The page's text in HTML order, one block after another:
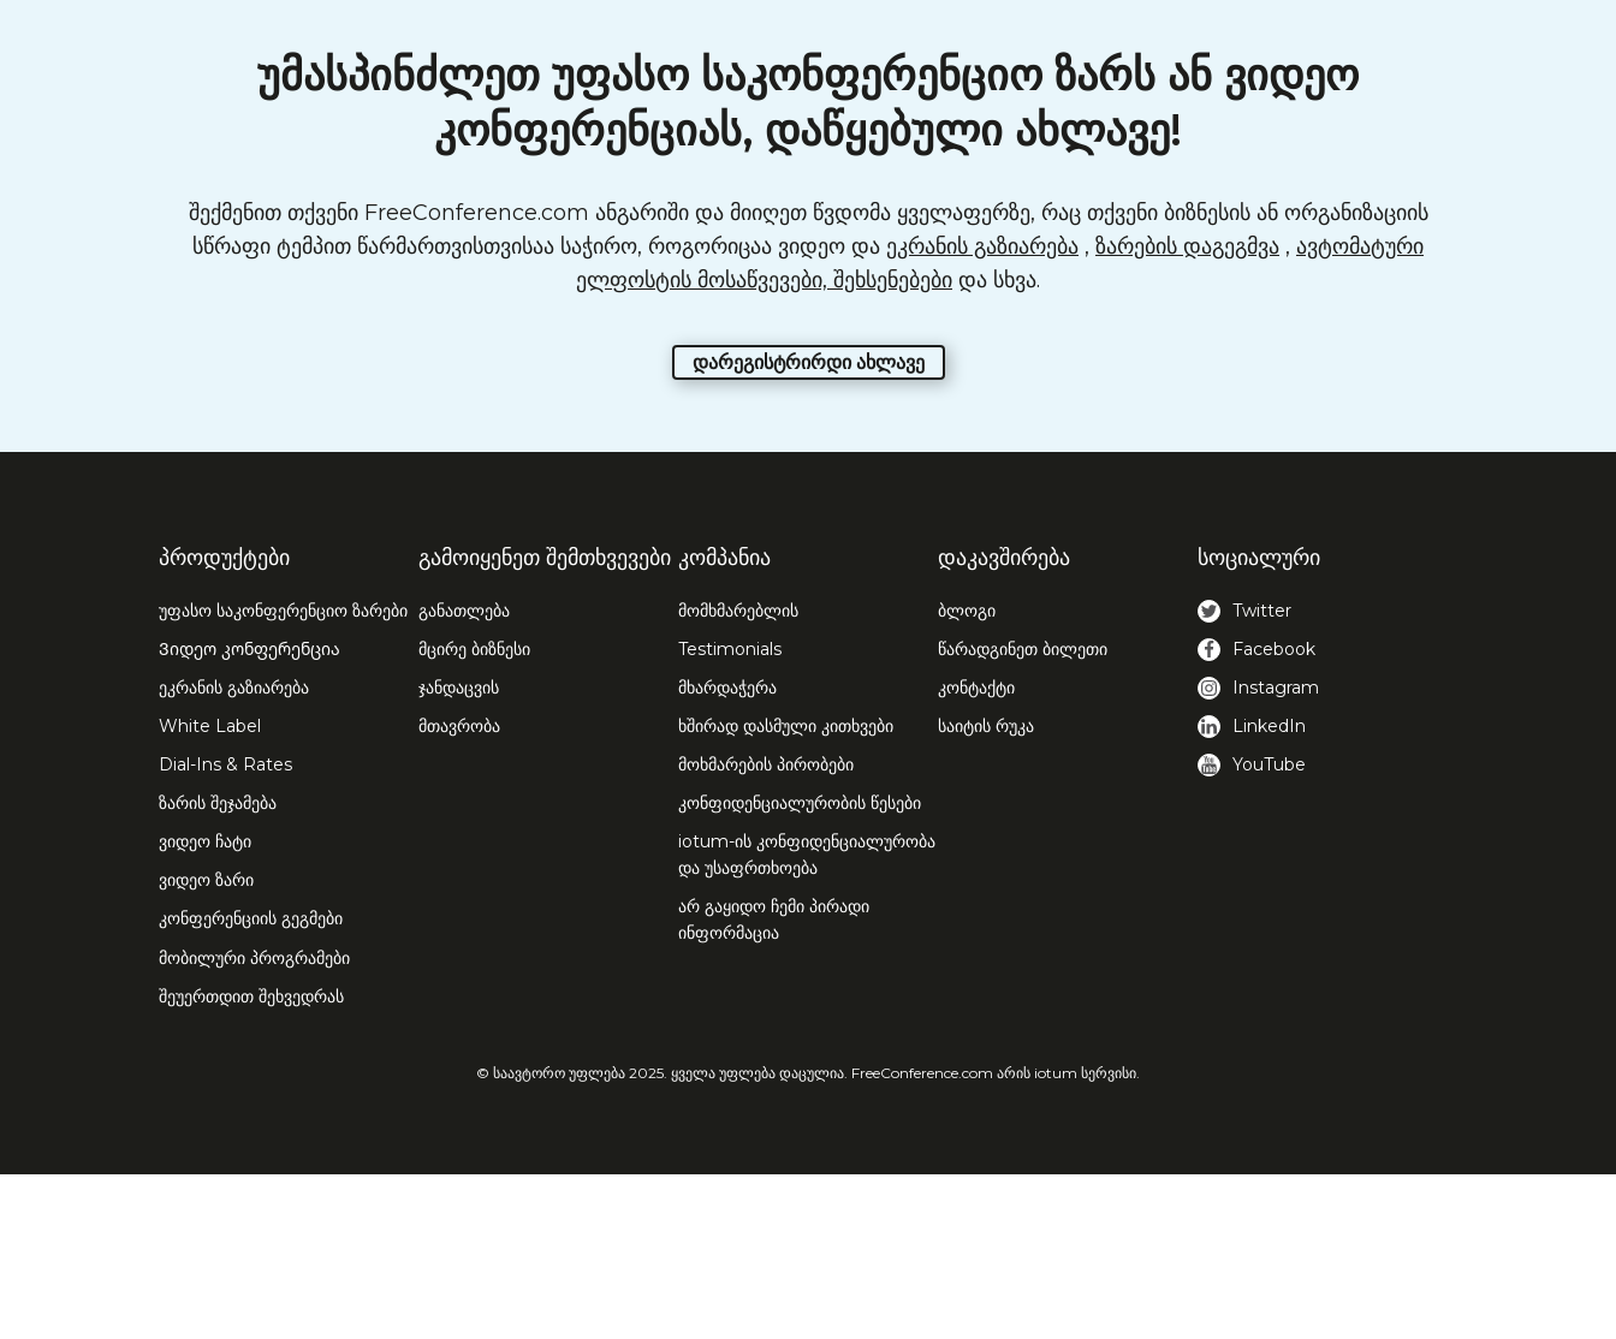
უმასპინძლეთ უფასო საკონფერენციო ზარს ან ვიდეო
კონფერენციას, დაწყებული ახლავე!
შექმენით თქვენი FreeConference.com ანგარიში და მიიღეთ წვდომა ყველაფერზე, რაც თქვენი ბიზნესის ან ორგანიზაციის
სწრაფი ტემპით წარმართვისთვისაა საჭირო, როგორიცაა ვიდეო და ეკრანის გაზიარება , ზარების დაგეგმვა , ავტომატური
ელფოსტის მოსაწვევები, შეხსენებები და სხვა.
ᲓᲐᲠᲔᲒᲘᲡᲢᲠᲘᲠᲓᲘ ᲐᲮᲚᲐᲕᲔ
პროდუქტები
უფასო საკონფერენციო ზარები
Ვიდეო კონფერენცია
ეკრანის გაზიარება
White Label
Dial-Ins & Rates
ზარის შეჯამება
ვიდეო ჩატი
ვიდეო ზარი
კონფერენციის გეგმები
მობილური პროგრამები
შეუერთდით შეხვედრას
გამოიყენეთ შემთხვევები
განათლება
მცირე ბიზნესი
ჯანდაცვის
მთავრობა
კომპანია
მომხმარებლის
Testimonials
მხარდაჭერა
ხშირად დასმული კითხვები
მოხმარების პირობები
კონფიდენციალურობის წესები
iotum-ის კონფიდენციალურობა
და უსაფრთხოება
არ გაყიდო ჩემი პირადი
ინფორმაცია
დაკავშირება
ბლოგი
წარადგინეთ ბილეთი
კონტაქტი
საიტის რუკა
სოციალური
Twitter
Facebook
Instagram
LinkedIn
YouTube
© საავტორო უფლება 2025. ყველა უფლება დაცულია. FreeConference.com არის iotum სერვისი.